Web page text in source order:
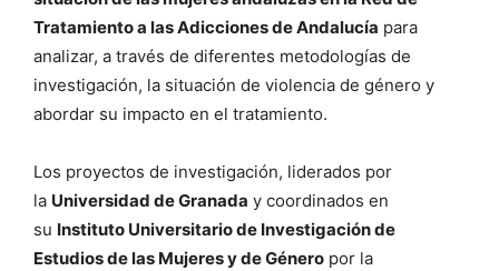
Tratamiento a las Adicciones de Andalucía para
analizar, a través de diferentes metodologías de
investigación, la situación de violencia de género y
abordar su impacto en el tratamiento.
Los proyectos de investigación, liderados por
la Universidad de Granada y coordinados en
su Instituto Universitario de Investigación de
Estudios de las Mujeres y de Género por la